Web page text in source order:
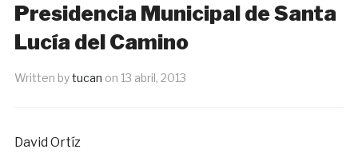
Presidencia Municipal de Santa
Lucía del Camino
Written bytucan on 13 abril, 2013
David Ortíz